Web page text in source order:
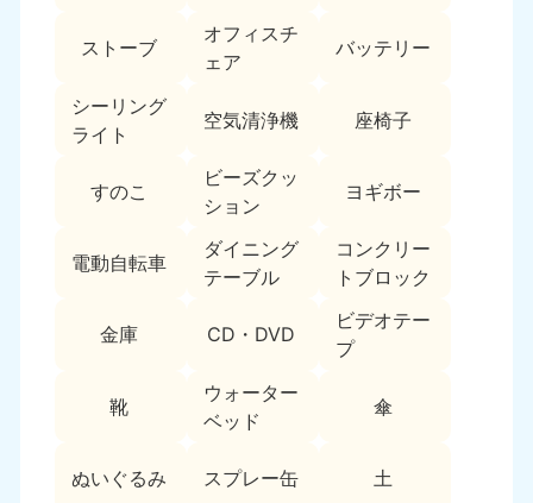
ストーブ
オフィスチ
ェア
バッテリー
シーリング
ライト
空気清浄機 座椅子
すのこ
ビーズクッ
ション
ヨギボー
電動自転車
ダイニング
テーブル
コンクリー
トブロック
金庫 CD・DVD
ビデオテー
プ
靴
ウォーター
ベッド
傘
ぬいぐるみ スプレー缶 土
福島県
050-1881-5271
関東
東京都
050-1881-5265
9:00〜19:00 年中無休
神奈川県
050-1881-5264
9:00〜19:00 年中無休
9:00〜19:00 年中無休
埼玉県
050-1881-5266
9:00〜19:00 年中無休
栃木県
050-1881-5270
茨城県
050-1881-5269